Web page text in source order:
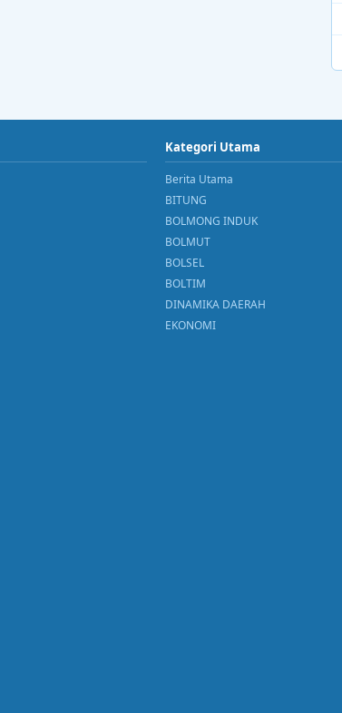
Kategori Utama
Berita Utama
BITUNG
BOLMONG INDUK
BOLMUT
BOLSEL
BOLTIM
DINAMIKA DAERAH
EKONOMI